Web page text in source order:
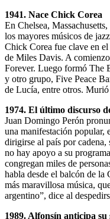
1941. Nace Chick Corea
En Chelsea,
los mayores músicos de
Chick Corea fue clave en
de Miles Davis. A
Forever. Luego formó The
y otro grupo, Five Peace
de Lucía, entre otros.
1974. El último discurso
Juan Domingo Perón
una manifestación popular,
dirigirse al país por cadena,
no hay apoyo a su
congregan miles de
habla desde el balcón de la
más maravillosa música,
argentino”, dice al
1989. Alfonsín anticipa